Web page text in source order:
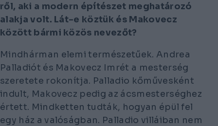
ről, aki a modern építészet meghatározó
alakja volt. Lát-e köztük és Makovecz
között bármi közös nevezőt?
Mindhárman elemi természetűek. Andrea
Palladiót és Makovecz Imrét a mesterség
szeretete rokonítja. Palladio kőművesként
indult, Makovecz pedig az ácsmesterséghez
értett. Mindketten tudták, hogyan épül fel
egy ház a valóságban. Palladio villáiban nem